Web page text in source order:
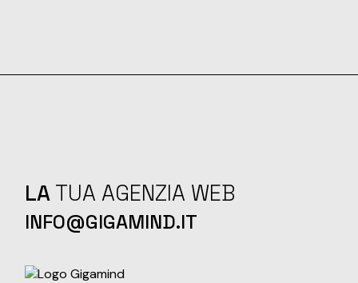
LA TUA AGENZIA WEB
INFO@GIGAMIND.IT